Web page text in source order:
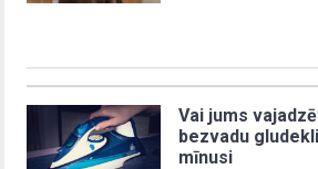
Vai jums
bezvadu
mīnusi